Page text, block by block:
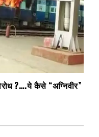
?….ये कैसे “अग्निवीर”